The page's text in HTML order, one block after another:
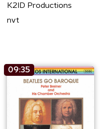
K2ID Productions
nvt
09:35